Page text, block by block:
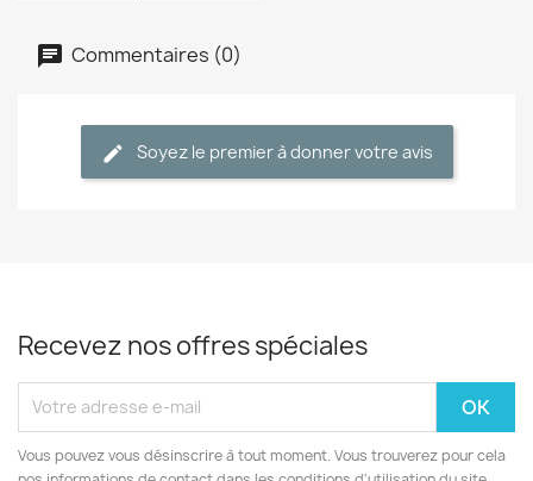
Commentaires (0)
Soyez le premier à donner votre avis
Recevez nos offres spéciales
Vous pouvez vous désinscrire à tout moment. Vous trouverez pour cela